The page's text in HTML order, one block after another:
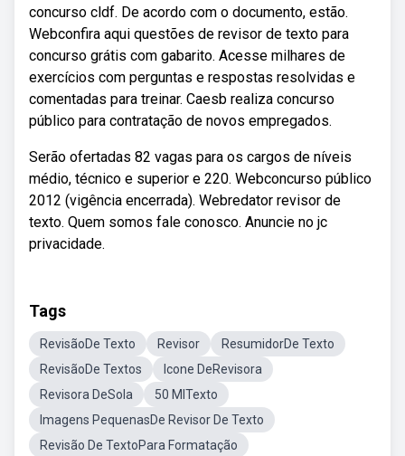
concurso cldf. De acordo com o documento, estão.
Webconfira aqui questões de revisor de texto para
concurso grátis com gabarito. Acesse milhares de
exercícios com perguntas e respostas resolvidas e
comentadas para treinar. Caesb realiza concurso
público para contratação de novos empregados.
Serão ofertadas 82 vagas para os cargos de níveis
médio, técnico e superior e 220. Webconcurso público
2012 (vigência encerrada). Webredator revisor de
texto. Quem somos fale conosco. Anuncie no jc
privacidade.
Tags
RevisãoDe Texto Revisor
ResumidorDe Texto
RevisãoDe Textos
Icone DeRevisora
Revisora DeSola
50 MlTexto
Imagens PequenasDe Revisor De Texto
Revisão De TextoPara Formatação